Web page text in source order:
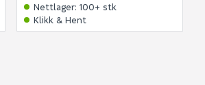
Nettlager: 100+ stk
Klikk & Hent